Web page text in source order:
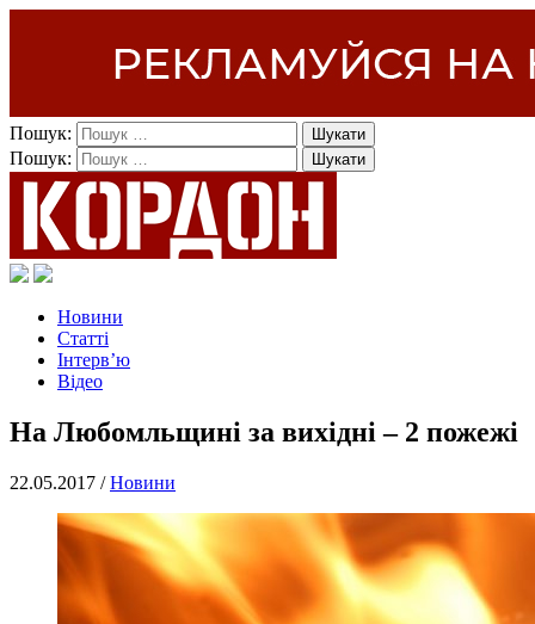
Пошук:
Пошук:
Новини
Статті
Інтерв’ю
Відео
На Любомльщині за вихідні – 2 пожежі
22.05.2017 /Новини